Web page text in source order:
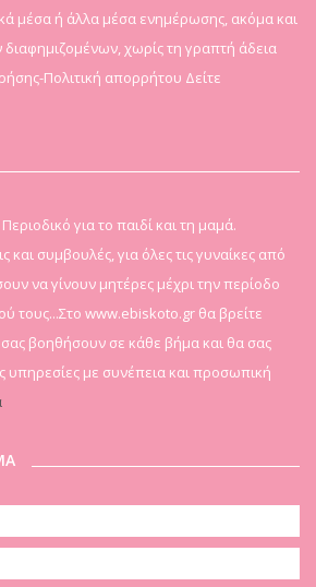
μέσα ή άλλα μέσα ενημέρωσης, ακόμα και
χωρίς τη γραπτή άδεια
Πολιτική απορρήτου Δείτε
για το παιδί και τη μαμά.
και συμβουλές, για όλες τις γυναίκες από
να γίνουν μητέρες μέχρι την περίοδο
τους...Στο www.ebiskoto.gr θα βρείτε
βοηθήσουν σε κάθε βήμα και θα σας
με συνέπεια και προσωπική